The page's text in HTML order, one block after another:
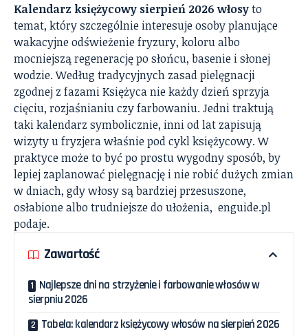
Kalendarz księżycowy sierpień 2026 włosyto
temat, który szczególnie interesuje osoby planujące
wakacyjne odświeżenie fryzury, koloru albo
mocniejszą regenerację po słońcu, basenie i słonej
wodzie. Według tradycyjnych zasad pielęgnacji
zgodnej z fazami Księżyca nie każdy dzień sprzyja
cięciu, rozjaśnianiu czy farbowaniu. Jedni traktują
taki kalendarz symbolicznie, inni od lat zapisują
wizyty u fryzjera właśnie pod cykl księżycowy. W
praktyce może to być po prostu wygodny sposób, by
lepiej zaplanować pielęgnację i nie robić dużych zmian
w dniach, gdy włosy są bardziej przesuszone,
osłabione albo trudniejsze do ułożenia, enguide.pl
podaje.
Zawartość
Najlepsze dni na strzyżenie i farbowanie włosów w
sierpniu 2026
Tabela: kalendarz księżycowy włosów na sierpień 2026